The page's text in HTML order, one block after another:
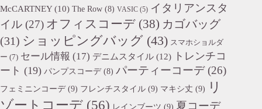
McCARTNEY(10) The Row (8) VASIC (5) イタリアンスタ
イル (27) オフィスコーデ (38) カゴバッグ
(31) ショッピングバッグ (43) スマホショルダ
ー (7) セール情報 (17) デニムスタイル (12) トレンチコ
ート (19) パンプスコーデ(8) パーティーコーデ(26)
フェミニンコーデ(9) フレンチスタイル (9) マキシ丈 (9)
リ
ゾートコーデ (56) レインブーツ (9) 夏コーデ